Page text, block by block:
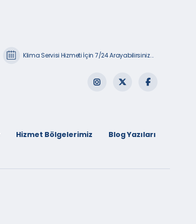
Klima Servisi Hizmeti İçin 7/24 Arayabilirsiniz...
Hizmet Bölgelerimiz Blog Yazıları